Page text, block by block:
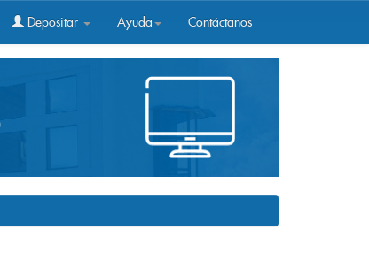
Depositar Ayuda Contáctanos